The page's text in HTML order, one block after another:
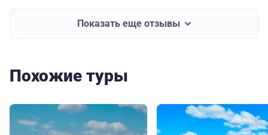
Показать еще отзывы
Похожие туры